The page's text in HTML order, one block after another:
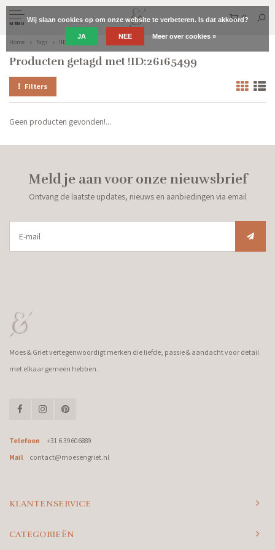
MENU
0
Home Tags !ID:26165499
Producten getagd met !ID:26165499
Filters
Geen producten gevonden!...
Meld je aan voor onze nieuwsbrief
Ontvang de laatste updates, nieuws en aanbiedingen via email
Moes & Griet vertegenwoordigt merken die liefde, passie & aandacht voor detail
met elkaar gemeen hebben.
Telefoon
+31 6 39606889
Mail
contact@moesengriet.nl
KLANTENSERVICE
CATEGORIEËN
Wij slaan cookies op om onze website te verbeteren. Is dat akkoord?
JA NEE Meer over cookies »